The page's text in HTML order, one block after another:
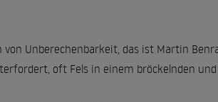
Unberechenbarkeit, das ist Martin
oft Fels in einem bröckelnden und